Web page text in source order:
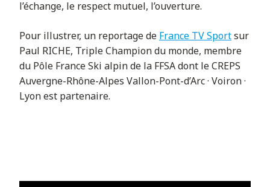
l’échange, le respect mutuel, l’ouverture.
Pour illustrer, un reportage de France TV Sportsur
Paul RICHE, Triple Champion du monde, membre
du Pôle France Ski alpin de la FFSA dont le CREPS
Auvergne-Rhône-Alpes Vallon-Pont-d’Arc · Voiron ·
Lyon est partenaire.